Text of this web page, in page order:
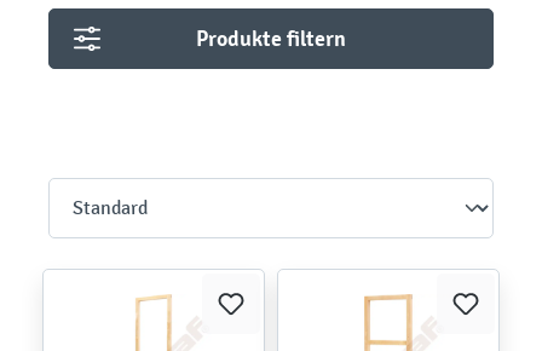
Produkte filtern